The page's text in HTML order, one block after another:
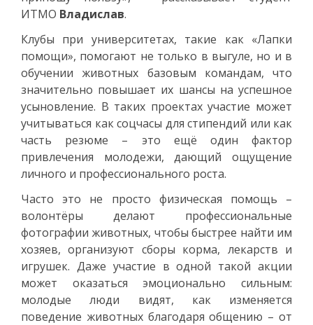
ИТМО Владислав.
Клубы при университетах, такие как «Лапки
помощи», помогают не только в выгуле, но и в
обучении животных базовым командам, что
значительно повышает их шансы на успешное
усыновление. В таких проектах участие может
учитываться как соцчасы для стипендий или как
часть резюме – это ещё один фактор
привлечения молодежи, дающий ощущение
личного и профессионального роста.
Часто это не просто физическая помощь –
волонтёры делают профессиональные
фотографии животных, чтобы быстрее найти им
хозяев, организуют сборы корма, лекарств и
игрушек. Даже участие в одной такой акции
может оказаться эмоционально сильным:
молодые люди видят, как изменяется
поведение животных благодаря общению – от